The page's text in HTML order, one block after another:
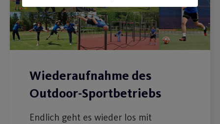
Wiederaufnahme des
Outdoor-Sportbetriebs
Endlich geht es wieder los mit